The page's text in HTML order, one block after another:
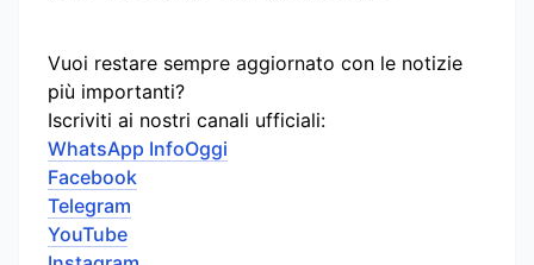
Vuoi restare sempre aggiornato con le notizie
più importanti?
Iscriviti ai nostri canali ufficiali:
WhatsApp InfoOggi
Facebook
Telegram
YouTube